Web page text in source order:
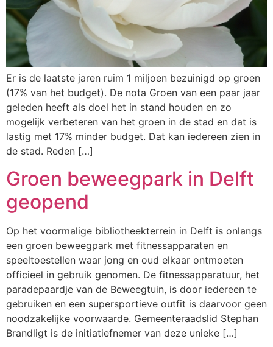
Er is de laatste jaren ruim 1 miljoen bezuinigd op groen
(17% van het budget). De nota Groen van een paar jaar
geleden heeft als doel het in stand houden en zo
mogelijk verbeteren van het groen in de stad en dat is
lastig met 17% minder budget. Dat kan iedereen zien in
de stad. Reden […]
Groen beweegpark in Delft
geopend
Op het voormalige bibliotheekterrein in Delft is onlangs
een groen beweegpark met fitnessapparaten en
speeltoestellen waar jong en oud elkaar ontmoeten
officieel in gebruik genomen. De fitnessapparatuur, het
paradepaardje van de Beweegtuin, is door iedereen te
gebruiken en een supersportieve outfit is daarvoor geen
noodzakelijke voorwaarde. Gemeenteraadslid Stephan
Brandligt is de initiatiefnemer van deze unieke […]